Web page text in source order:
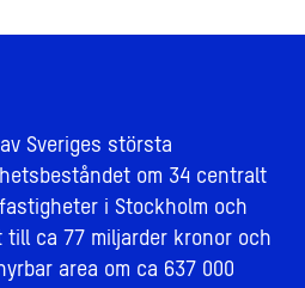
Sveriges största
om 34 centralt
i Stockholm och
till ca 77 miljarder kronor och
area om ca 637 000